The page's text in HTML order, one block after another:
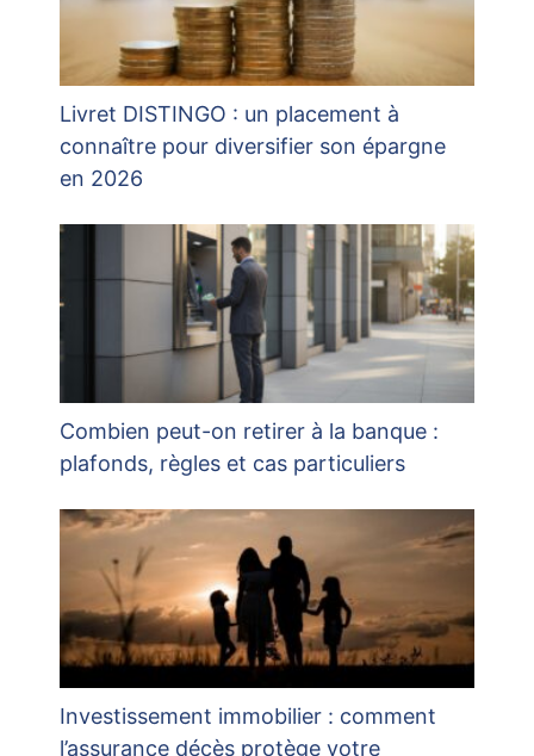
Livret DISTINGO : un placement à
connaître pour diversifier son épargne
en 2026
Combien peut-on retirer à la banque :
plafonds, règles et cas particuliers
Investissement immobilier : comment
l’assurance décès protège votre